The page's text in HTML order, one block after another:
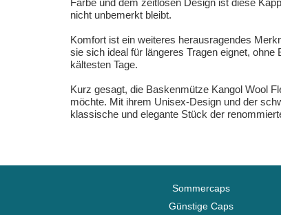
Farbe und dem zeitlosen Design ist diese
nicht unbemerkt bleibt.
Komfort ist ein weiteres herausragendes
sie sich ideal für längeres Tragen eignet,
kältesten Tage.
Kurz gesagt, die Baskenmütze Kangol Wool
möchte. Mit ihrem Unisex-Design und der
klassische und elegante Stück der
Sommercaps
Günstige Caps